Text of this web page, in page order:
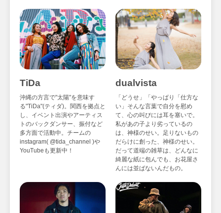
TiDa
沖縄の方言で"太陽"を意味す
る"TiDa"(ティダ)。関西を拠点と
し、イベント出演やアーティス
トのバックダンサー、振付など
多方面で活動中。チームの
instagram( @tida_channel )や
YouTubeも更新中！
dualvista
「どうせ」「やっぱり「仕方な
い」そんな言葉で自分を慰め
て、心の叫びには耳を塞いで。
私があの子より劣っているの
は、神様のせい。足りないもの
だらけに創った、神様のせい。
だって道端の雑草は、どんなに
綺麗な紙に包んでも、お花屋さ
んには並ばないんだもの。